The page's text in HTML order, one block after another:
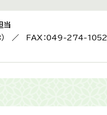
当
） ／ FAX：049-274-1052